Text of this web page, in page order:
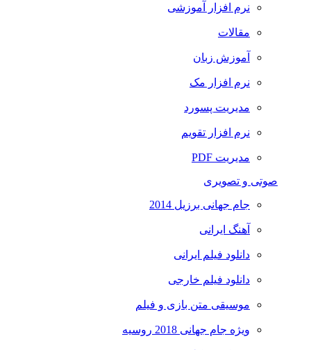
نرم افزار آموزشی
مقالات
آموزش زبان
نرم افزار مک
مدیریت پسورد
نرم افزار تقویم
مدیریت PDF
صوتی و تصویری
جام جهانی برزیل 2014
آهنگ ایرانی
دانلود فیلم ایرانی
دانلود فیلم خارجی
موسیقی متن بازی و فیلم
ویژه جام جهانی 2018 روسیه